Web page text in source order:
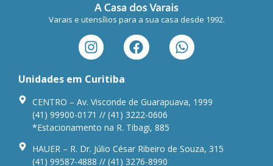
Varais e utensílios para a sua casa desde 1992.
Unidades em Curitiba
CENTRO – Av. Visconde de Guarapuava, 1999
(41) 99900-0171 // (41) 3222-0606
*Estacionamento na R. Tibagi, 885
HAUER – R. Dr. Júlio César Ribeiro de Souza, 315
(41) 99587-4888 // (41) 3276-8990